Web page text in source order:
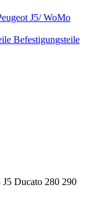
J5/ WoMo
Befestigungsteile
Ducato 280 290